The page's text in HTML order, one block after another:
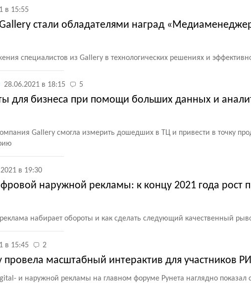
в 15:55
стали обладателями наград
специалистов из Gallery в технологических решениях и
28.06.2021 в 18:15 5
для бизнеса при помощи больших данных и
Gallery смогла измерить дошедших в ТЦ и привести в точку
в 19:30
наружной рекламы: к концу 2021 года рост
набирает обороты и как сделать следующий качественный
в 15:45 2
масштабный интерактив для участников
и наружной рекламы на главном форуме Рунета наглядно показал